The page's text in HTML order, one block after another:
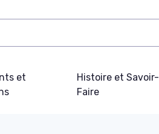
et
Histoire et Savoir-
Faire